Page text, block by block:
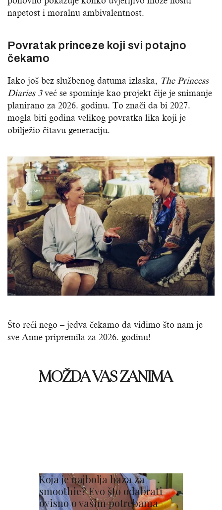
napetost i moralnu ambivalentnost.
Povratak princeze koji svi potajno
čekamo
Iako još bez službenog datuma izlaska, The Princess
Diaries 3već se spominje kao projekt čije je snimanje
planirano za 2026. godinu. To znači da bi 2027.
mogla biti godina velikog povratka lika koji je
obilježio čitavu generaciju.
Što reći nego – jedva čekamo da vidimo što nam je
sve Anne pripremila za 2026. godinu!
MOŽDA VAS ZANIMA
Koja je najbolja baza za
smoothie? Evo što odabrati
ovisno o vašim potrebama